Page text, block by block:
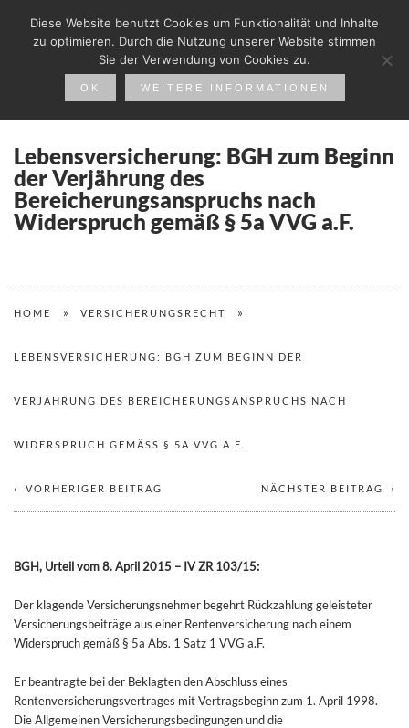
Lebensversicherung: BGH zum Beginn
der Verjährung des
Bereicherungsanspruchs nach
Widerspruch gemäß § 5a VVG a.F.
HOME » VERSICHERUNGSRECHT »
LEBENSVERSICHERUNG: BGH ZUM BEGINN DER
VERJÄHRUNG DES BEREICHERUNGSANSPRUCHS NACH
WIDERSPRUCH GEMÄSS § 5A VVG A.F.
NÄCHSTER BEITRAG
VORHERIGER BEITRAG
BGH, Urteil vom 8. April 2015 – IV ZR 103/15:
Der klagende Versicherungsnehmer begehrt Rückzahlung geleisteter
Versicherungsbeiträge aus einer Rentenversicherung nach einem
Widerspruch gemäß § 5a Abs. 1 Satz 1 VVG a.F.
Er beantragte bei der Beklagten den Abschluss eines
Rentenversicherungsvertrages mit Vertragsbeginn zum 1. April 1998.
Die Allgemeinen Versicherungsbedingungen und die
Diese Website benutzt Cookies um Funktionalität und Inhalte
zu optimieren. Durch die Nutzung unserer Website stimmen
Sie der Verwendung von Cookies zu.
OK WEITERE INFORMATIONEN